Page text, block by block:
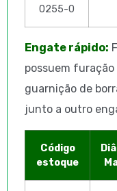
0255-0
Engate rápido:
possuem
guarnição de
junto a outro
Código
estoque